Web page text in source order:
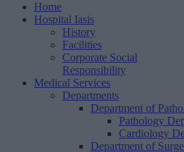
Home
Hospital Iasis
History
Facilities
Corporate Social
Responsibility
Medical Services
Departments
Department of
Pathology
Cardiology
Department of